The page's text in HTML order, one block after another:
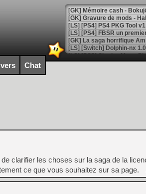
[GK] La saga horrifique
[GK] Le portage de Super
[Mo5] Le jeu de course
[GK] Guillermo del Toro
[GK] Mistfall Hunter : déjà
[GK] Wo Long 2 évolue
[GK] Crossfire : un TPS à
[LS] [PS5] Premiers
Chat
clarifier les choses sur la saga de la
ce que vous souhaitez sur sa